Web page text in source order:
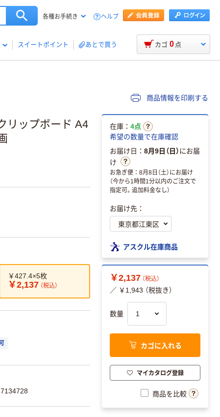
各種お手続き ヘルプ
スイートポイント あとで買う カゴ 0 点
商品情報を印刷する
リップボード A4
￥427.4×5枚
￥2,137 （税込）
在庫： 4点
希望の数量で在庫確認
お届け日： 8月9日（日）にお届
け
お急ぎ便：8月8日（土）にお届け
（今から1時間1分以内のご注文で
指定可。追加料金なし）
お届け先：
アスクル在庫商品
￥2,137 （税込）
／ ￥1,943 （税抜き）
数量
カゴに入れる
マイカタログ登録
商品を比較